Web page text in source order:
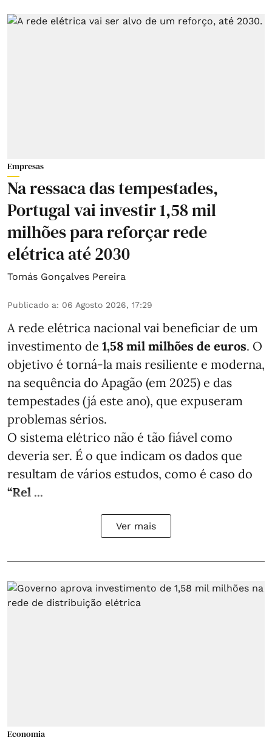
Empresas
Na ressaca das tempestades,
Portugal vai investir 1,58 mil
milhões para reforçar rede
elétrica até 2030
Tomás Gonçalves Pereira
Publicado a: 06 Agosto 2026, 17:29
A rede elétrica nacional vai beneficiar de um
investimento de 1,58 mil milhões de euros. O
objetivo é torná-la mais resiliente e moderna,
na sequência do Apagão (em 2025) e das
tempestades (já este ano), que expuseram
problemas sérios.
O sistema elétrico não é tão fiável como
deveria ser. É o que indicam os dados que
resultam de vários estudos, como é caso do
“Rel ...
Ver mais
Economia